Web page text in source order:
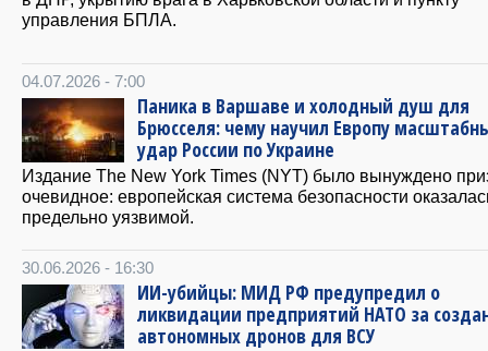
управления БПЛА.
04.07.2026 - 7:00
Паника в Варшаве и холодный душ для
Брюсселя: чему научил Европу
удар России по Украине
Издание The New York Times (NYT) было вынуждено
очевидное: европейская система безопасности
предельно уязвимой.
30.06.2026 - 16:30
ИИ-убийцы: МИД РФ предупредил о
ликвидации предприятий НАТО за
автономных дронов для ВСУ